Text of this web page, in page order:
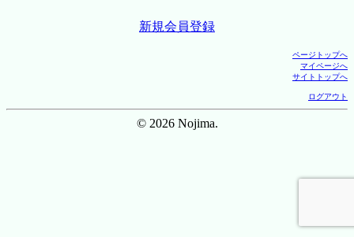
新規会員登録
ページトップへ
マイページへ
サイトトップへ
ログアウト
© 2026 Nojima.